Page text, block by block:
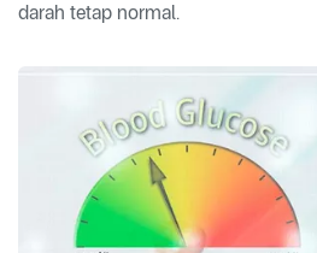
darah tetap normal.